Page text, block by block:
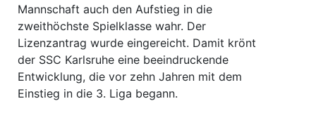
Mannschaft auch den Aufstieg in die
zweithöchste Spielklasse wahr. Der
Lizenzantrag wurde eingereicht. Damit krönt
der SSC Karlsruhe eine beeindruckende
Entwicklung, die vor zehn Jahren mit dem
Einstieg in die 3. Liga begann.